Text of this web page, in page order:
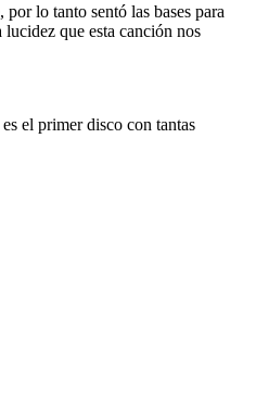
lo tanto sentó las bases para
que esta canción nos
el primer disco con tantas